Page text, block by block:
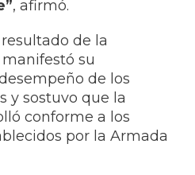
, afirmó.
de la
su
de los
y sostuvo que la
conforme a los
por la Armada